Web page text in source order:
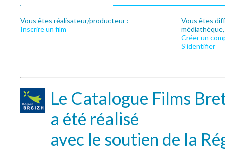
Vous êtes réalisateur/producteur :
Inscrire un film
Vous êtes
Créer un
S’identifier
Le Catalogue Films
a été réalisé
avec le soutien de la